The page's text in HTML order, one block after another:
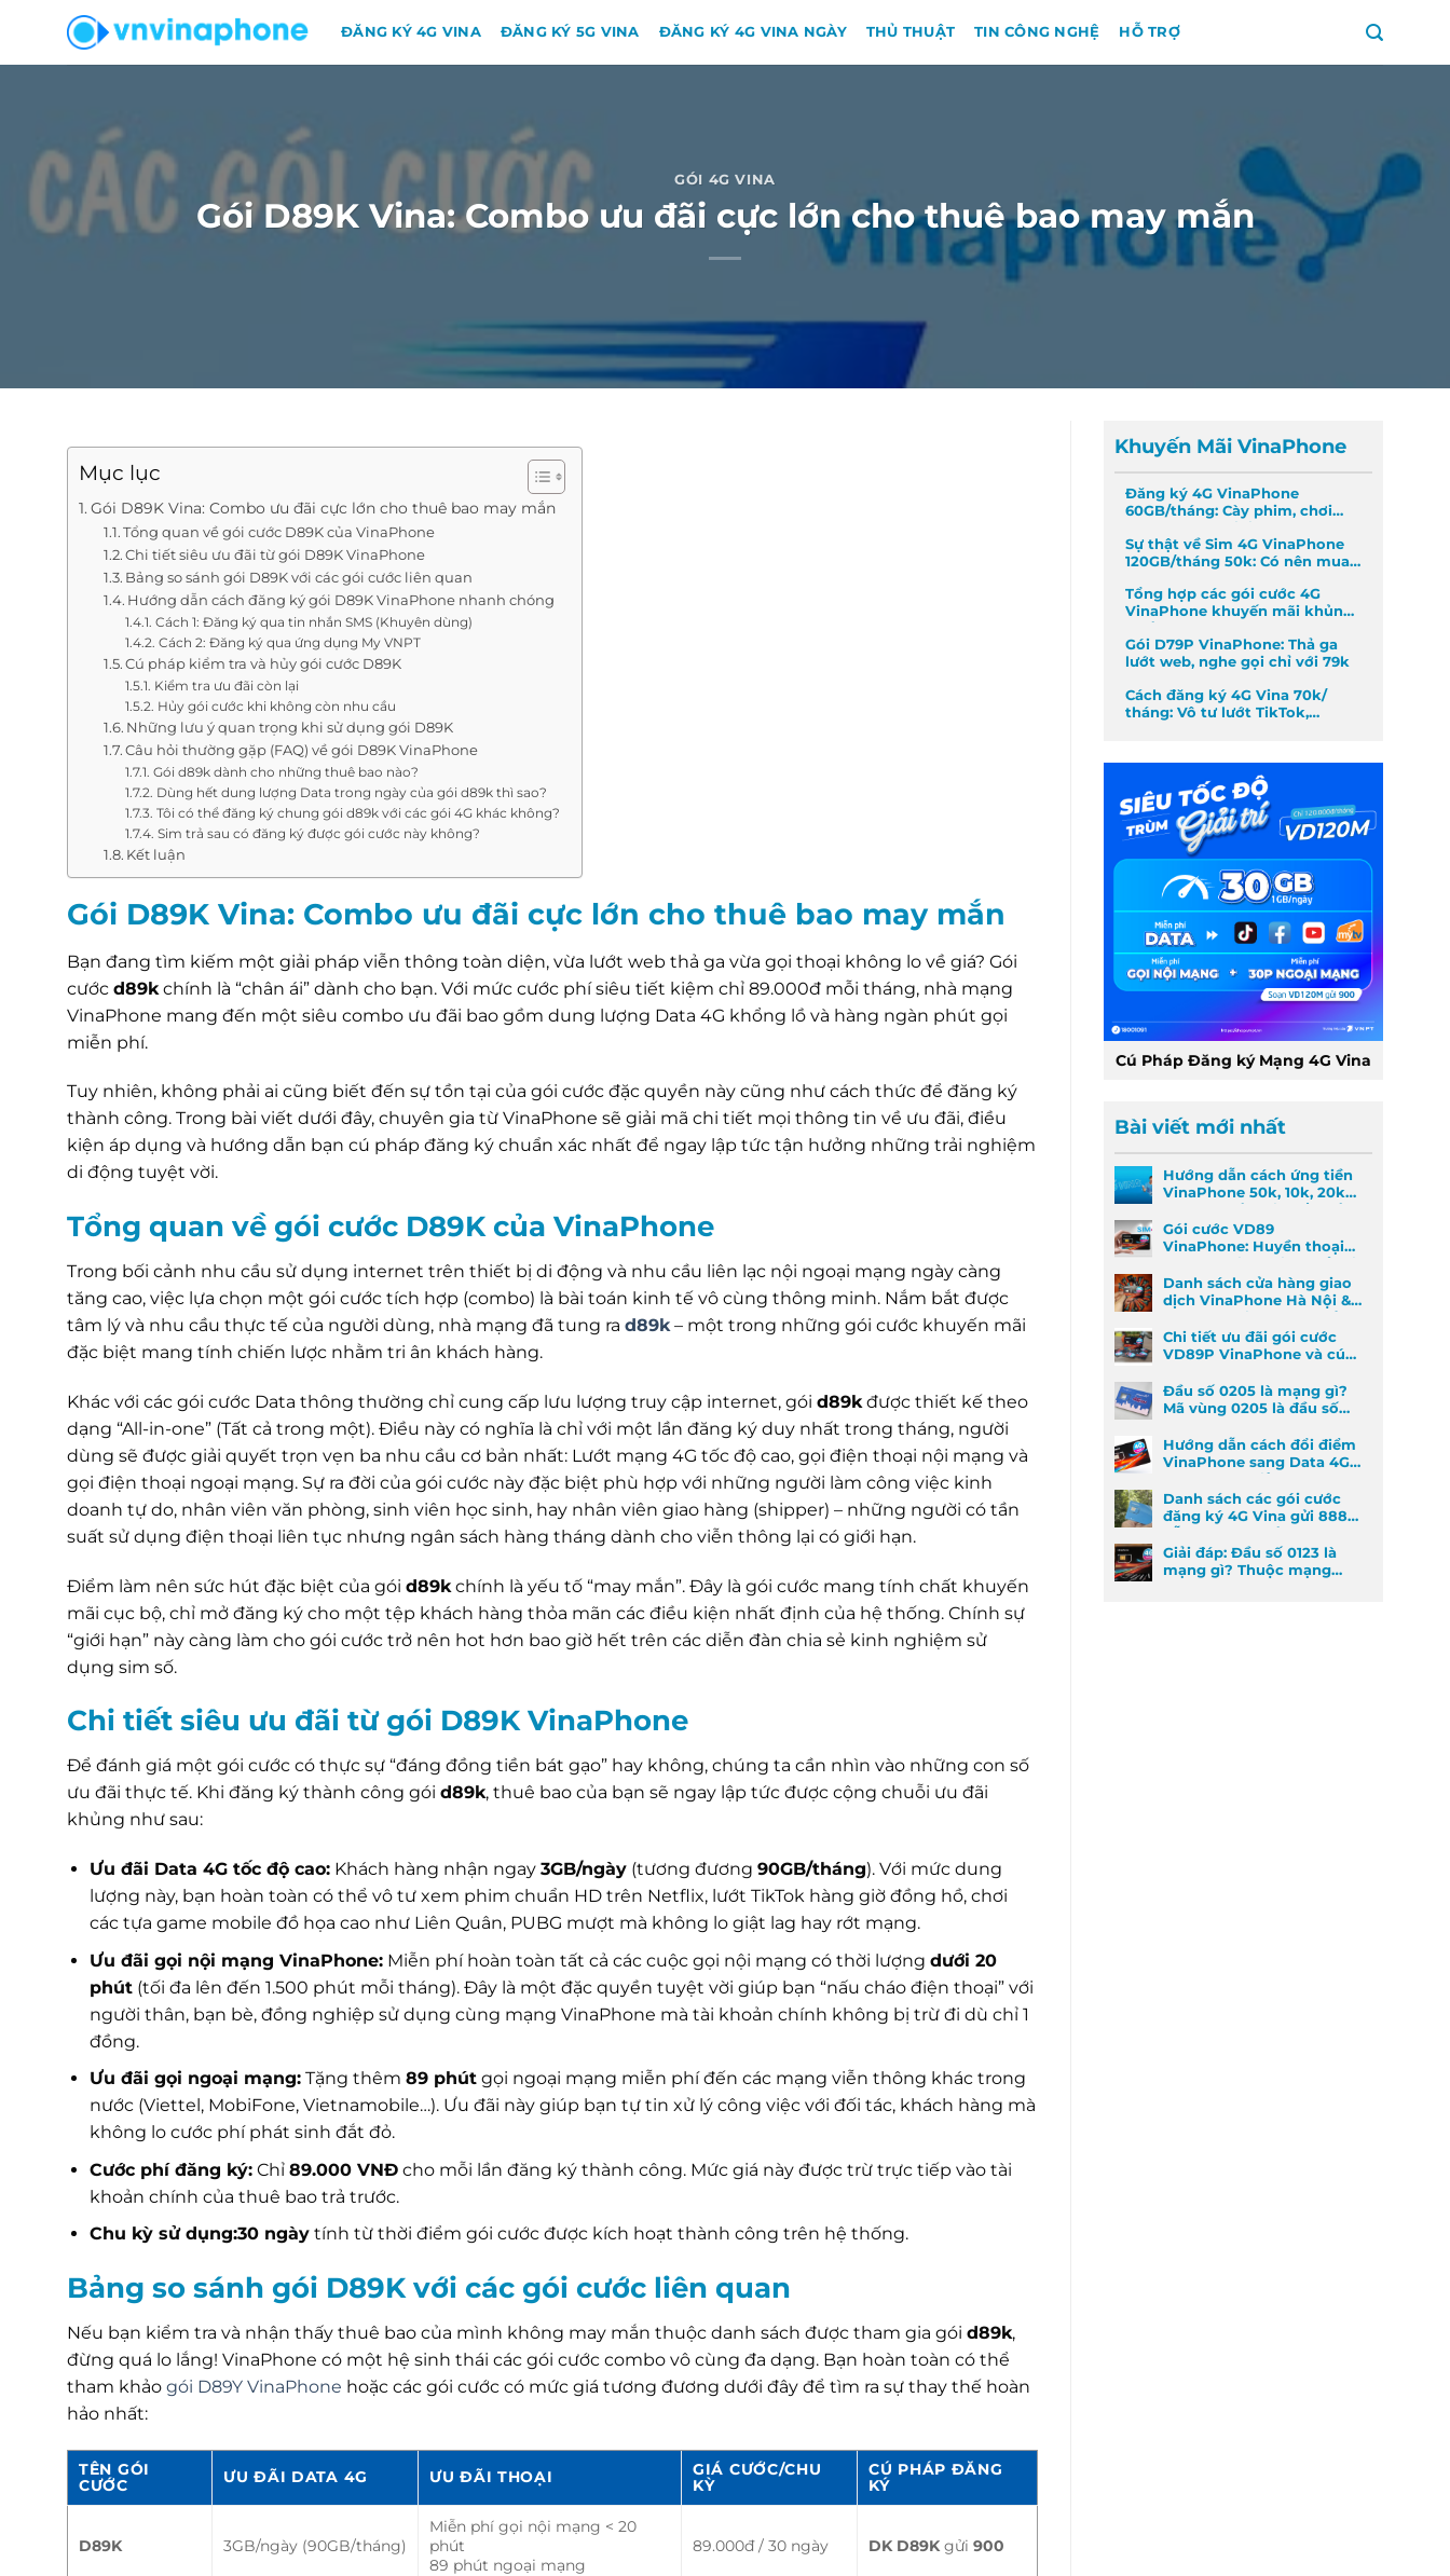
nội
ĐĂNG KÝ 4G VINA ĐĂNG KÝ 5G VINA ĐĂNG KÝ 4G VINA NGÀY THỦ THUẬT TIN CÔNG NGHỆ HỖ TRỢ
GÓI 4G VINA
Gói D89K Vina: Combo ưu đãi cực lớn cho thuê bao may mắn
Mục lục
Gói D89K Vina: Combo ưu đãi cực lớn cho thuê bao may mắn
Tổng quan về gói cước D89K của VinaPhone
Chi tiết siêu ưu đãi từ gói D89K VinaPhone
Bảng so sánh gói D89K với các gói cước liên quan
Hướng dẫn cách đăng ký gói D89K VinaPhone nhanh chóng
Cách 1: Đăng ký qua tin nhắn SMS (Khuyên dùng)
Cách 2: Đăng ký qua ứng dụng My VNPT
Cú pháp kiểm tra và hủy gói cước D89K
Kiểm tra ưu đãi còn lại
Hủy gói cước khi không còn nhu cầu
Những lưu ý quan trọng khi sử dụng gói D89K
Câu hỏi thường gặp (FAQ) về gói D89K VinaPhone
Gói d89k dành cho những thuê bao nào?
Dùng hết dung lượng Data trong ngày của gói d89k thì sao?
Tôi có thể đăng ký chung gói d89k với các gói 4G khác không?
Sim trả sau có đăng ký được gói cước này không?
Kết luận
Gói D89K Vina: Combo ưu đãi cực lớn cho thuê bao may mắn
Bạn đang tìm kiếm một giải pháp viễn thông toàn diện, vừa lướt web thả ga vừa gọi thoại không lo về giá? Gói
cước d89k chính là “chân ái” dành cho bạn. Với mức cước phí siêu tiết kiệm chỉ 89.000đ mỗi tháng, nhà mạng
VinaPhone mang đến một siêu combo ưu đãi bao gồm dung lượng Data 4G khổng lồ và hàng ngàn phút gọi
miễn phí.
Tuy nhiên, không phải ai cũng biết đến sự tồn tại của gói cước đặc quyền này cũng như cách thức để đăng ký
thành công. Trong bài viết dưới đây, chuyên gia từ VinaPhone sẽ giải mã chi tiết mọi thông tin về ưu đãi, điều
kiện áp dụng và hướng dẫn bạn cú pháp đăng ký chuẩn xác nhất để ngay lập tức tận hưởng những trải nghiệm
di động tuyệt vời.
Tổng quan về gói cước D89K của VinaPhone
Trong bối cảnh nhu cầu sử dụng internet trên thiết bị di động và nhu cầu liên lạc nội ngoại mạng ngày càng
tăng cao, việc lựa chọn một gói cước tích hợp (combo) là bài toán kinh tế vô cùng thông minh. Nắm bắt được
tâm lý và nhu cầu thực tế của người dùng, nhà mạng đã tung ra d89k– một trong những gói cước khuyến mãi
đặc biệt mang tính chiến lược nhằm tri ân khách hàng.
Khác với các gói cước Data thông thường chỉ cung cấp lưu lượng truy cập internet, gói d89k được thiết kế theo
dạng “All-in-one” (Tất cả trong một). Điều này có nghĩa là chỉ với một lần đăng ký duy nhất trong tháng, người
dùng sẽ được giải quyết trọn vẹn ba nhu cầu cơ bản nhất: Lướt mạng 4G tốc độ cao, gọi điện thoại nội mạng và
gọi điện thoại ngoại mạng. Sự ra đời của gói cước này đặc biệt phù hợp với những người làm công việc kinh
doanh tự do, nhân viên văn phòng, sinh viên học sinh, hay nhân viên giao hàng (shipper) – những người có tần
suất sử dụng điện thoại liên tục nhưng ngân sách hàng tháng dành cho viễn thông lại có giới hạn.
Điểm làm nên sức hút đặc biệt của gói d89k chính là yếu tố “may mắn”. Đây là gói cước mang tính chất khuyến
mãi cục bộ, chỉ mở đăng ký cho một tệp khách hàng thỏa mãn các điều kiện nhất định của hệ thống. Chính sự
“giới hạn” này càng làm cho gói cước trở nên hot hơn bao giờ hết trên các diễn đàn chia sẻ kinh nghiệm sử
dụng sim số.
Chi tiết siêu ưu đãi từ gói D89K VinaPhone
Để đánh giá một gói cước có thực sự “đáng đồng tiền bát gạo” hay không, chúng ta cần nhìn vào những con số
ưu đãi thực tế. Khi đăng ký thành công gói d89k, thuê bao của bạn sẽ ngay lập tức được cộng chuỗi ưu đãi
khủng như sau:
Ưu đãi Data 4G tốc độ cao:Khách hàng nhận ngay 3GB/ngày(tương đương 90GB/tháng). Với mức dung
lượng này, bạn hoàn toàn có thể vô tư xem phim chuẩn HD trên Netflix, lướt TikTok hàng giờ đồng hồ, chơi
các tựa game mobile đồ họa cao như Liên Quân, PUBG mượt mà không lo giật lag hay rớt mạng.
Ưu đãi gọi nội mạng VinaPhone:Miễn phí hoàn toàn tất cả các cuộc gọi nội mạng có thời lượng dưới 20
phút(tối đa lên đến 1.500 phút mỗi tháng). Đây là một đặc quyền tuyệt vời giúp bạn “nấu cháo điện thoại” với
người thân, bạn bè, đồng nghiệp sử dụng cùng mạng VinaPhone mà tài khoản chính không bị trừ đi dù chỉ 1
đồng.
Ưu đãi gọi ngoại mạng:Tặng thêm 89 phútgọi ngoại mạng miễn phí đến các mạng viễn thông khác trong
nước (Viettel, MobiFone, Vietnamobile…). Ưu đãi này giúp bạn tự tin xử lý công việc với đối tác, khách hàng mà
không lo cước phí phát sinh đắt đỏ.
Cước phí đăng ký:Chỉ 89.000 VNĐcho mỗi lần đăng ký thành công. Mức giá này được trừ trực tiếp vào tài
khoản chính của thuê bao trả trước.
Chu kỳ sử dụng:30 ngàytính từ thời điểm gói cước được kích hoạt thành công trên hệ thống.
Bảng so sánh gói D89K với các gói cước liên quan
Nếu bạn kiểm tra và nhận thấy thuê bao của mình không may mắn thuộc danh sách được tham gia gói d89k,
đừng quá lo lắng! VinaPhone có một hệ sinh thái các gói cước combo vô cùng đa dạng. Bạn hoàn toàn có thể
tham khảo gói D89Y VinaPhone hoặc các gói cước có mức giá tương đương dưới đây để tìm ra sự thay thế hoàn
hảo nhất:
TÊN GÓI
CƯỚC
ƯU ĐÃI DATA 4G ƯU ĐÃI THOẠI
GIÁ CƯỚC/CHU
KỲ
CÚ PHÁP ĐĂNG
KÝ
D89K 3GB/ngày (90GB/tháng)
Miễn phí gọi nội mạng < 20
phút
89 phút ngoại mạng
89.000đ / 30 ngày DK D89Kgửi 900
Khuyến Mãi VinaPhone
Đăng ký 4G VinaPhone
60GB/tháng: Cày phim, chơi
Sự thật về Sim 4G VinaPhone
120GB/tháng 50k: Có nên mua
Tổng hợp các gói cước 4G
VinaPhone khuyến mãi khủng
Gói D79P VinaPhone: Thả ga
lướt web, nghe gọi chỉ với 79k
Cách đăng ký 4G Vina 70k/
tháng: Vô tư lướt TikTok,
Cú Pháp Đăng ký Mạng 4G Vina
Bài viết mới nhất
Hướng dẫn cách ứng tiền
VinaPhone 50k, 10k, 20k
nhanh nhất khi khẩn cấp
Gói cước VD89
VinaPhone: Huyền thoại
Data & Gọi thoại đã trở lại
Danh sách cửa hàng giao
dịch VinaPhone Hà Nội &
Cách tìm VinaPhone gần
đây
Chi tiết ưu đãi gói cước
VD89P VinaPhone và cú
Đầu số 0205 là mạng gì?
Mã vùng 0205 là đầu số
Hướng dẫn cách đổi điểm
VinaPhone sang Data 4G
cực kỳ đơn giản
Danh sách các gói cước
đăng ký 4G Vina gửi 888
dễ đăng ký nhất
Giải đáp: Đầu số 0123 là
mạng gì? Thuộc mạng